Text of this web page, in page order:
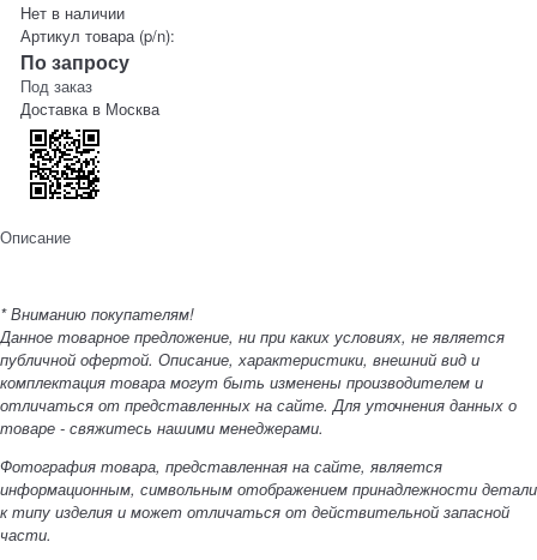
Нет в наличии
Артикул товара (p/n):
По запросу
Под заказ
Доставка в Москва
Описание
* Вниманию покупателям!
Данное товарное предложение, ни при каких условиях, не является
публичной офертой. Описание, характеристики, внешний вид и
комплектация товара могут быть изменены производителем и
отличаться от представленных на сайте. Для уточнения данных о
товаре - свяжитесь нашими менеджерами.
Фотография товара, представленная на сайте, является
информационным, символьным отображением принадлежности детали
к типу изделия и может отличаться от действительной запасной
части.